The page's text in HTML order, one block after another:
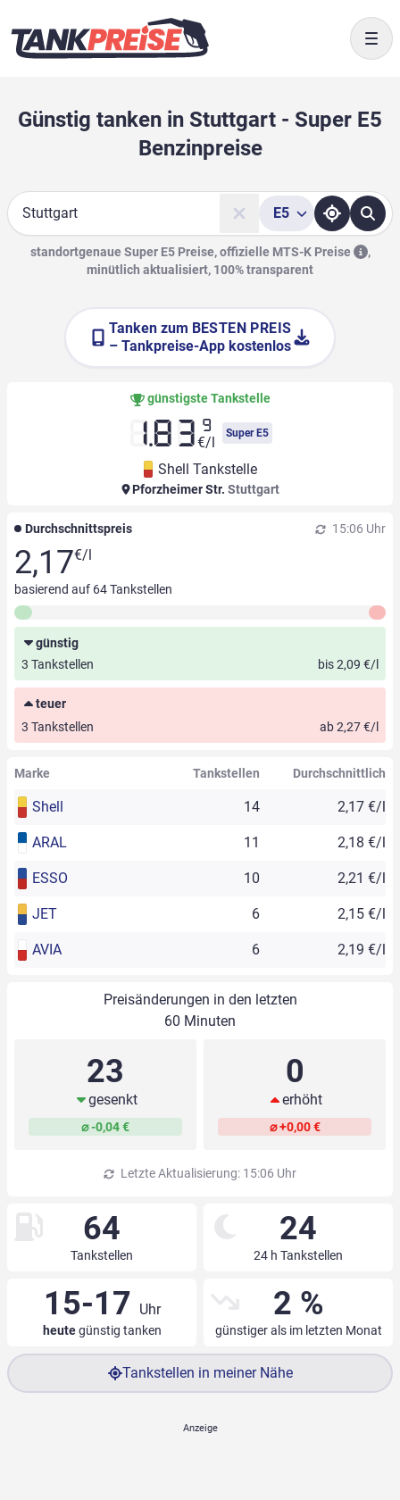
Günstig tanken in Stuttgart - Super E5
Benzinpreise
Suche
E5
standortgenaue Super E5 Preise, offizielle MTS-K Preise
,
minütlich aktualisiert, 100% transparent
Tanken zum BESTEN PREIS
– Tankpreise-App kostenlos
günstigste Tankstelle
1.83 9
€/l
Super E5
Shell Tankstelle
Pforzheimer Str. Stuttgart
Durchschnittspreis 15:06 Uhr
2,17€/l
basierend auf 64Tankstellen
günstig
3 Tankstellen
bis 2,09 €/l
teuer
3 Tankstellen
ab 2,27 €/l
Marke Tankstellen Durchschnittlich
Shell 14 2,17 €/l
ARAL 11 2,18 €/l
ESSO 10 2,21 €/l
JET 6 2,15 €/l
AVIA 6 2,19 €/l
Preisänderungen in den letzten
60 Minuten
23
gesenkt
⌀ -0,04 €
0
erhöht
⌀ +0,00 €
Letzte Aktualisierung: 15:06 Uhr
64
Tankstellen
24
24 h Tankstellen
15-17 Uhr
heutegünstig tanken
2 %
günstiger als im letzten Monat
Tankstellen in meiner Nähe